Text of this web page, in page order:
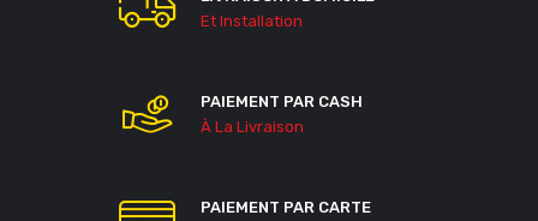
Et Installation
PAIEMENT PAR CASH
À La Livraison
PAIEMENT PAR CARTE